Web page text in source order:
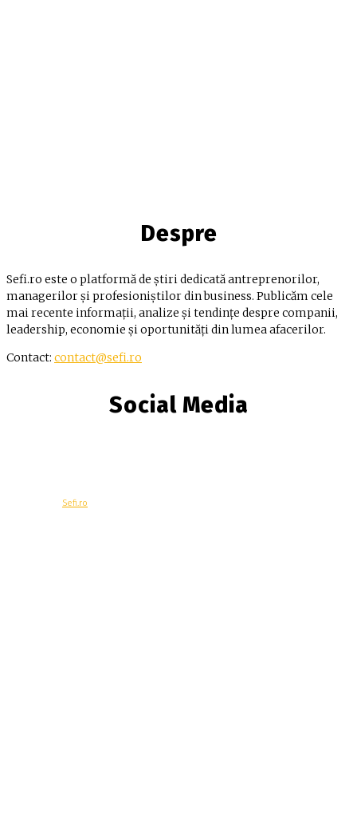
Despre
Sefi.ro este o platformă de știri dedicată antreprenorilor,
managerilor și profesioniștilor din business. Publicăm cele
mai recente informații, analize și tendințe despre companii,
leadership, economie și oportunități din lumea afacerilor.
Contact: contact@sefi.ro
Social Media
Sefi.ro